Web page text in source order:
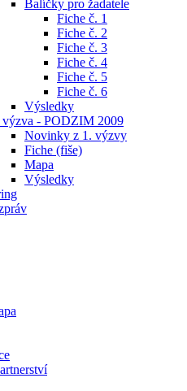
Balíčky pro žadatele
Fiche č. 1
Fiche č. 2
Fiche č. 3
Fiche č. 4
Fiche č. 5
Fiche č. 6
Výsledky
- PODZIM 2009
Novinky z 1. výzvy
Fiche (fiše)
Mapa
Výsledky